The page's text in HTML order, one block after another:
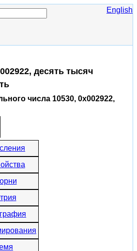
English
десять тысяч
числа 10530, 0x002922,